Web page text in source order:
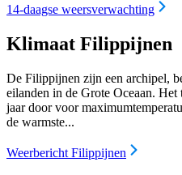
14-daagse weersverwachting
Klimaat Filippijnen
De Filippijnen zijn een archipel,
eilanden in de Grote Oceaan.
jaar door voor
de warmste...
Weerbericht Filippijnen